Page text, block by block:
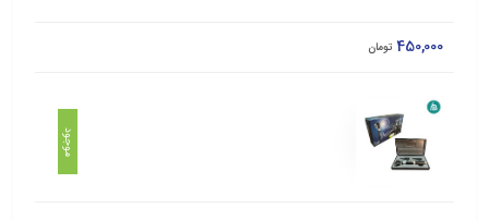
450,000 تومان
موجود